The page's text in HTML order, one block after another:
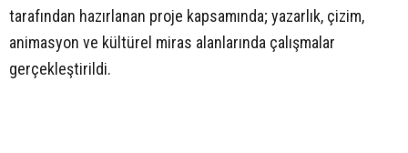
tarafından hazırlanan proje kapsamında; yazarlık, çizim,
animasyon ve kültürel miras alanlarında çalışmalar
gerçekleştirildi.